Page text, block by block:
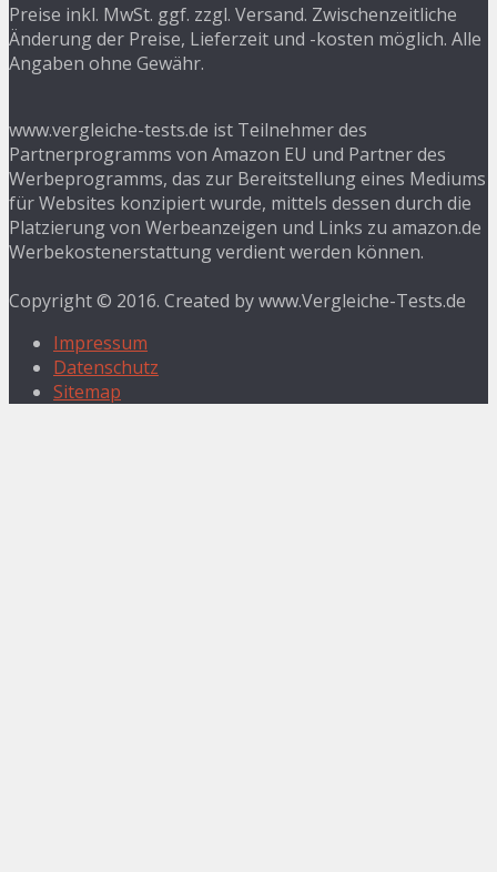
Preise inkl. MwSt. ggf. zzgl. Versand. Zwischenzeitliche
Änderung der Preise, Lieferzeit und -kosten möglich. Alle
Angaben ohne Gewähr.
www.vergleiche-tests.de ist Teilnehmer des
Partnerprogramms von Amazon EU und Partner des
Werbeprogramms, das zur Bereitstellung eines Mediums
für Websites konzipiert wurde, mittels dessen durch die
Platzierung von Werbeanzeigen und Links zu amazon.de
Werbekostenerstattung verdient werden können.
Copyright © 2016. Created by www.Vergleiche-Tests.de
Impressum
Datenschutz
Sitemap